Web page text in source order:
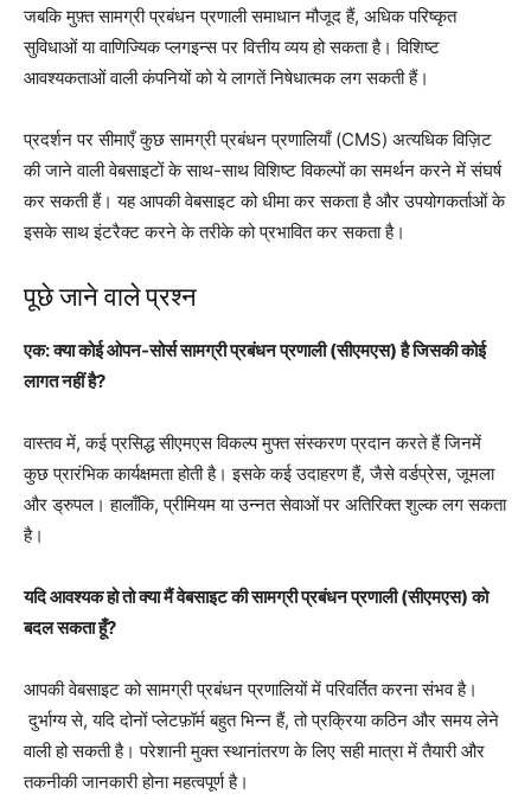
जबकि मुफ़्त सामग्री प्रबंधन प्रणाली समाधान मौजूद हैं, अधिक परिष्कृत
सुविधाओं या वाणिज्यिक प्लगइन्स पर वित्तीय व्यय हो सकता है। विशिष्ट
आवश्यकताओं वाली कंपनियों को ये लागतें निषेधात्मक लग सकती हैं।
प्रदर्शन पर सीमाएँ कुछ सामग्री प्रबंधन प्रणालियाँ (CMS) अत्यधिक विज़िट
की जाने वाली वेबसाइटों के साथ-साथ विशिष्ट विकल्पों का समर्थन करने में संघर्ष
कर सकती हैं। यह आपकी वेबसाइट को धीमा कर सकता है और उपयोगकर्ताओं के
इसके साथ इंटरैक्ट करने के तरीके को प्रभावित कर सकता है।
पूछे जाने वाले प्रश्न
एक: क्या कोई ओपन-सोर्स सामग्री प्रबंधन प्रणाली (सीएमएस) है जिसकी कोई
लागत नहीं है?
वास्तव में, कई प्रसिद्ध सीएमएस विकल्प मुफ्त संस्करण प्रदान करते हैं जिनमें
कुछ प्रारंभिक कार्यक्षमता होती है। इसके कई उदाहरण हैं, जैसे वर्डप्रेस, जूमला
और ड्रुपल। हालाँकि, प्रीमियम या उन्नत सेवाओं पर अतिरिक्त शुल्क लग सकता
है।
यदि आवश्यक हो तो क्या मैं वेबसाइट की सामग्री प्रबंधन प्रणाली (सीएमएस) को
बदल सकता हूँ?
आपकी वेबसाइट को सामग्री प्रबंधन प्रणालियों में परिवर्तित करना संभव है।
दुर्भाग्य से, यदि दोनों प्लेटफ़ॉर्म बहुत भिन्न हैं, तो प्रक्रिया कठिन और समय लेने
वाली हो सकती है। परेशानी मुक्त स्थानांतरण के लिए सही मात्रा में तैयारी और
तकनीकी जानकारी होना महत्वपूर्ण है।